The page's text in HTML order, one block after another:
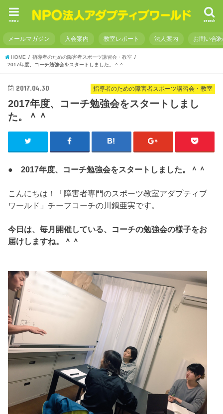
search
menu
メールマガジン 入会案内 教室レポート 法人案内 お問い合
HOME
指導者のための障害者スポーツ講習会・教室
2017年度、コーチ勉強会をスタートしました。＾＾
指導者のための障害者スポーツ講習会・教室
2017.04.30
2017年度、コーチ勉強会をスタートしまし
た。＾＾
● 2017年度、コーチ勉強会をスタートしました。＾＾
こんにちは！「障害者専門のスポーツ教室アダプティブ
ワールド」チーフコーチの川鍋亜実です。
今日は、毎月開催している、コーチの勉強会の様子をお
届けしますね。＾＾